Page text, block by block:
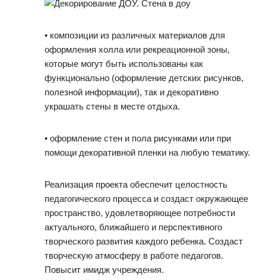
• композиции из различных материалов для
оформления холла или рекреационной зоны,
которые могут быть использованы как
функционально (оформление детских рисунков,
полезной информации), так и декоративно
украшать стены в месте отдыха.
• оформление стен и пола рисунками или при
помощи декоративной пленки на любую тематику.
Реализация проекта обеспечит целостность
педагогического процесса и создаст окружающее
пространство, удовлетворяющее потребности
актуального, ближайшего и перспективного
творческого развития каждого ребенка. Создаст
творческую атмосферу в работе педагогов.
Повысит имидж учреждения.